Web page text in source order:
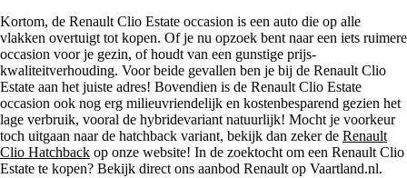
Kortom, de Renault Clio Estate occasion is een auto die op alle
vlakken overtuigt tot kopen. Of je nu opzoek bent naar een iets ruimere
occasion voor je gezin, of houdt van een gunstige prijs-
kwaliteitverhouding. Voor beide gevallen ben je bij de Renault Clio
Estate aan het juiste adres! Bovendien is de Renault Clio Estate
occasion ook nog erg milieuvriendelijk en kostenbesparend gezien het
lage verbruik, vooral de hybridevariant natuurlijk! Mocht je voorkeur
toch uitgaan naar de hatchback variant, bekijk dan zeker de Renault
Clio Hatchback op onze website! In de zoektocht om een Renault Clio
Estate te kopen? Bekijk direct ons aanbod Renault op Vaartland.nl.